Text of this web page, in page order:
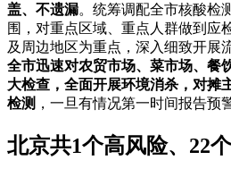
盖、不遗漏。统筹调配全市核酸检
围，对重点区域、重点人群做到应
及周边地区为重点，深入细致开展
全市迅速对农贸市场、菜市场、餐
大检查，全面开展环境消杀，对摊
检测 ，一旦有情况第一时间报告预
北京共1个高风险、22